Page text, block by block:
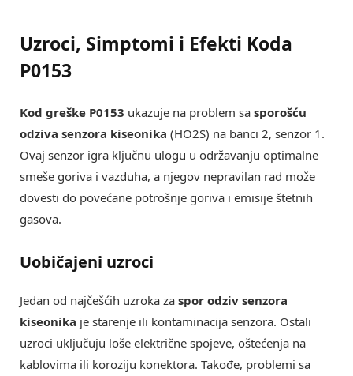
Uzroci, Simptomi i Efekti Koda
P0153
Kod greške P0153 ukazuje na problem sa sporošću
odziva senzora kiseonika (HO2S) na banci 2, senzor 1.
Ovaj senzor igra ključnu ulogu u održavanju optimalne
smeše goriva i vazduha, a njegov nepravilan rad može
dovesti do povećane potrošnje goriva i emisije štetnih
gasova.
Uobičajeni uzroci
Jedan od najčešćih uzroka za spor odziv senzora
kiseonika je starenje ili kontaminacija senzora. Ostali
uzroci uključuju loše električne spojeve, oštećenja na
kablovima ili koroziju konektora. Takođe, problemi sa